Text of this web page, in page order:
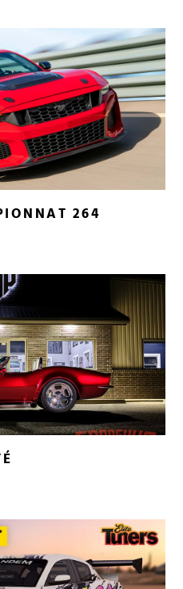
264